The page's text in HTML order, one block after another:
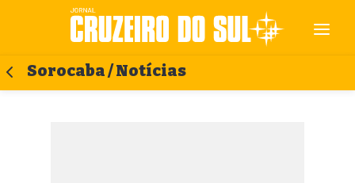
Sorocaba / Notícias